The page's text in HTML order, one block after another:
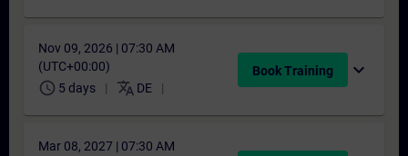
Nov 09, 2026 | 07:30 AM
(UTC+00:00)
schedule 5 days translate DE
Book Training expand_more
Mar 08, 2027 | 07:30 AM